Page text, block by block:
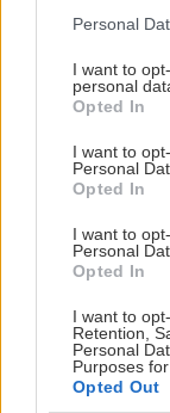
Please note that
not limited to
grant or deny
use your data
consent section.
Personal
I want to
personal
Opted In
I want to
Personal
Opted In
I want to
Personal
Opted In
I want to
Retention,
Personal
Purposes
Opted Out
Δε-Πα
ΑΜΕΑ: +30
http://